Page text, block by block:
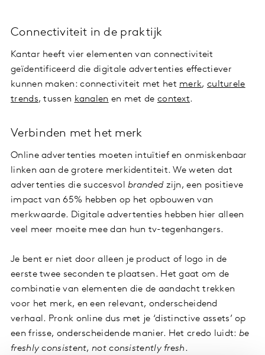
Connectiviteit in de praktijk
Kantar heeft vier elementen van connectiviteit
geïdentificeerd die digitale advertenties effectiever
kunnen maken: connectiviteit met het merk, culturele
trends, tussen kanalen en met de context.
Verbinden met het merk
Online advertenties moeten intuïtief en onmiskenbaar
linken aan de grotere merkidentiteit. We weten dat
advertenties die succesvolbranded zijn, een positieve
impact van 65% hebben op het opbouwen van
merkwaarde. Digitale advertenties hebben hier alleen
veel meer moeite mee dan hun tv-tegenhangers.
Je bent er niet door alleen je product of logo in de
eerste twee seconden te plaatsen. Het gaat om de
combinatie van elementen die de aandacht trekken
voor het merk, en een relevant, onderscheidend
verhaal. Pronk online dus met je ‘distinctive assets’ op
een frisse, onderscheidende manier. Het credo luidt: be
freshly consistent,not consistently fresh.